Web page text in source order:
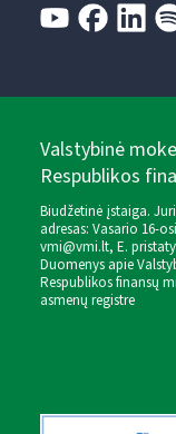
Valstybinė
Respublikos
Biudžetinė įstaiga.
adresas: Vasario 16-
vmi@vmi.lt, E.
Duomenys apie
Respublikos finansų
asmenų registre